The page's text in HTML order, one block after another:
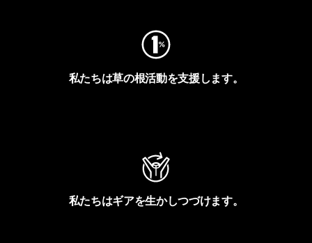
私たちは草の根活動を支援します。
私たちはギアを生かしつづけます。